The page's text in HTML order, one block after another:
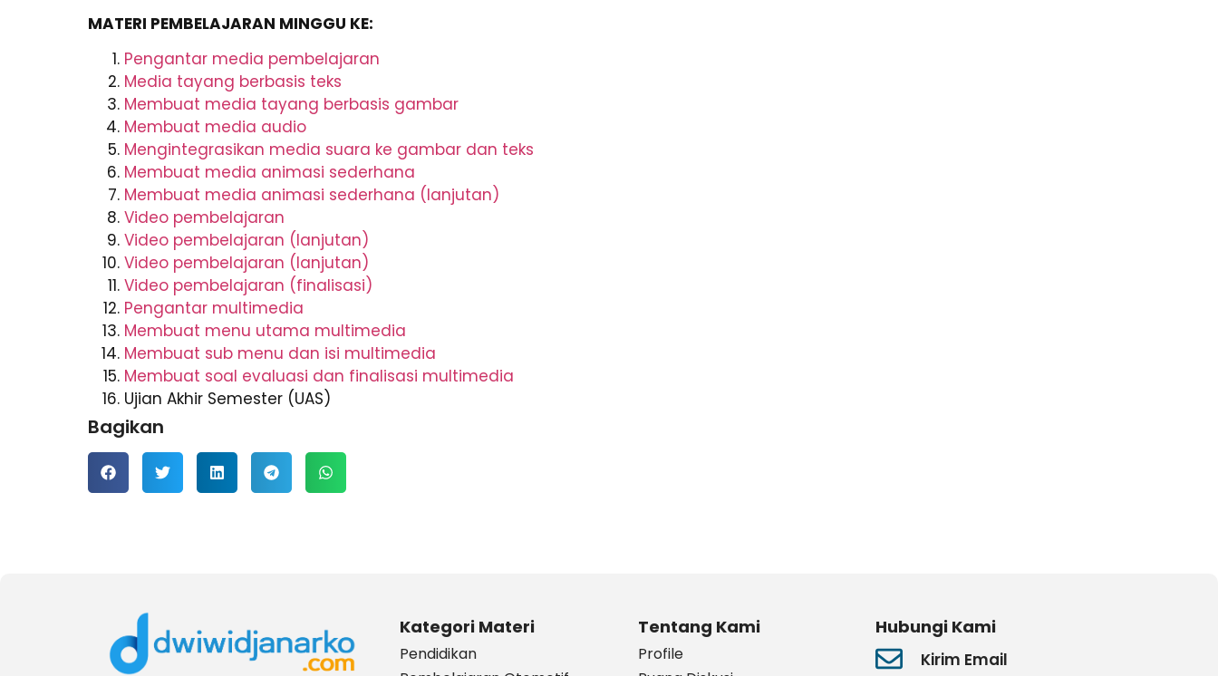
MATERI PEMBELAJARAN MINGGU KE:
Pengantar media pembelajaran
Media tayang berbasis teks
Membuat media tayang berbasis gambar
Membuat media audio
Mengintegrasikan media suara ke gambar dan teks
Membuat media animasi sederhana
Membuat media animasi sederhana (lanjutan)
Video pembelajaran
Video pembelajaran (lanjutan)
Video pembelajaran (lanjutan)
Video pembelajaran (finalisasi)
Pengantar multimedia
Membuat menu utama multimedia
Membuat sub menu dan isi multimedia
Membuat soal evaluasi dan finalisasi multimedia
Ujian Akhir Semester (UAS)
Bagikan
Kategori Materi
Pendidikan
Tentang Kami
Profile
Hubungi Kami
Kirim Email